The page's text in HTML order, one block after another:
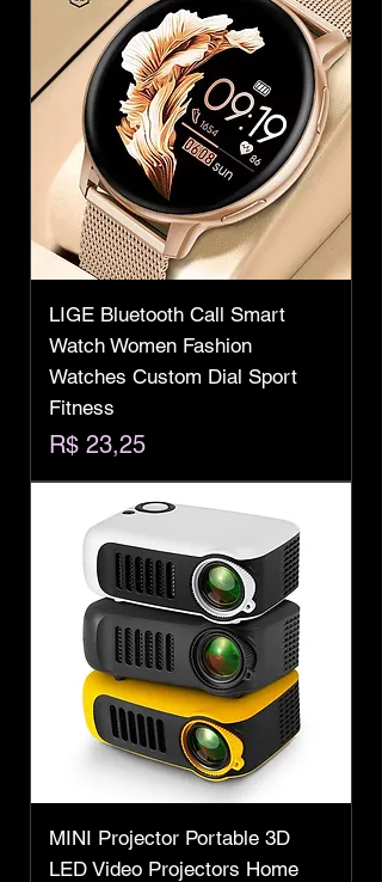
LIGE Bluetooth Call Smart
Watch Women Fashion
Watches Custom Dial Sport
Fitness
Preço
R$ 23,25
MINI Projector Portable 3D
LED Video Projectors Home